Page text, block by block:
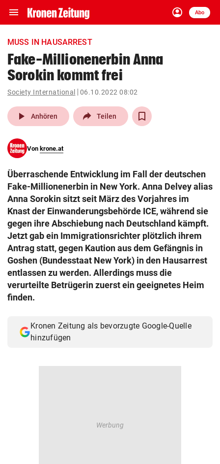
menu Navigation
ein-/ausklappen
account_circle
Anmelden
Abo
close Schließen
account_circle Anmelden
pin_drop
Wien arrow_right
search
eingeben
© Krone Multimedia GmbH & Co KG 2026
Muthgasse 2, 1190 Wien
MUSS IN HAUSARREST
Fake-Millionenerbin Anna
Sorokin kommt frei
Society International 06.10.2022 08:02
play_arrow Anhören Teilen
Von krone.at
Überraschende Entwicklung im Fall der deutschen
Fake-Millionenerbin in New York. Anna Delvey alias
Anna Sorokin sitzt seit März des Vorjahres im
Knast der Einwanderungsbehörde ICE, während sie
gegen ihre Abschiebung nach Deutschland kämpft.
Jetzt gab ein Immigrationsrichter plötzlich ihrem
Antrag statt, gegen Kaution aus dem Gefängnis in
Goshen (Bundesstaat New York) in den Hausarrest
entlassen zu werden. Allerdings muss die
verurteilte Betrügerin zuerst ein geeignetes Heim
finden.
Kronen Zeitung als bevorzugte Google-Quelle
hinzufügen